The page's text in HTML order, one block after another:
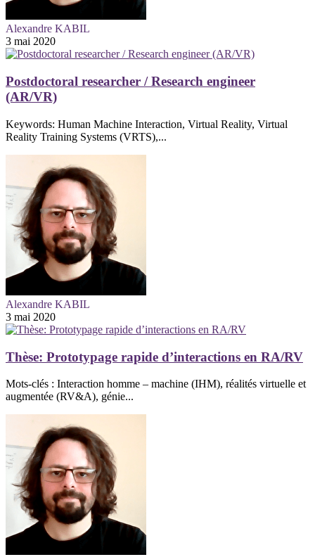
Alexandre KABIL
3 mai 2020
Postdoctoral researcher / Research engineer
(AR/VR)
Keywords: Human Machine Interaction, Virtual Reality, Virtual
Reality Training Systems (VRTS),...
Alexandre KABIL
3 mai 2020
Thèse: Prototypage rapide d’interactions en RA/RV
Mots-clés : Interaction homme – machine (IHM), réalités virtuelle et
augmentée (RV&A), génie...